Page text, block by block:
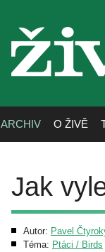
živa
ARCHIV O ŽIVĚ
Jak
Autor: Pavel
Téma: Ptáci / Birds